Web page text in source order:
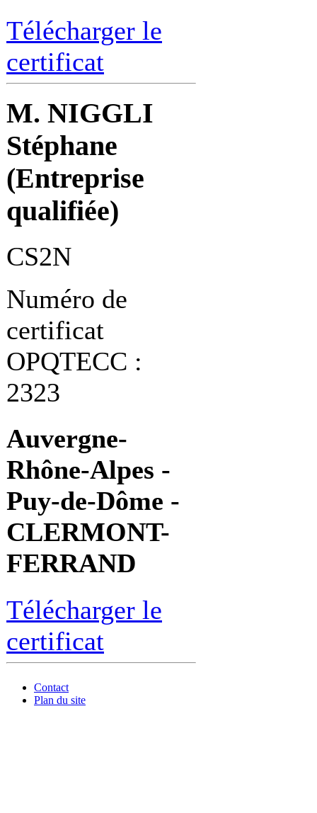
Télécharger le
certificat
M. NIGGLI
Stéphane
(Entreprise
qualifiée)
CS2N
Numéro de
certificat
OPQTECC :
2323
Auvergne-
Rhône-Alpes -
Puy-de-Dôme -
CLERMONT-
FERRAND
Télécharger le
certificat
Contact
Plan du site